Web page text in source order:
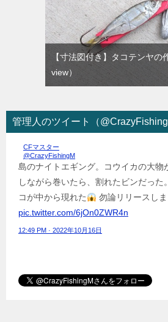
【寸法図付き】タコテンヤの
view）
管理人のツイート（
CFマスター
@CrazyFishingM
島のナイトエギング。コウイカの大物
しながら巻いたら、割れたビンだった
コが中から現れた
勿論リリースし
pic.twitter.com/6jOn0ZWR4n
12:49 PM · 2022年10月16日